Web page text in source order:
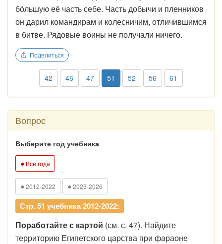
бо́льшую её часть себе. Часть добычи и пленников
он дарил командирам и колесничим, отличившимся
в битве. Рядовые воины не получали ничего.
Поделиться
42 46 47 51 52 56 61
Вопрос
Выберите год учебника
● Все года
● 2012-2022 ● 2023-2026
Стр. 51 учебника 2012-2022:
Поработайте с картой (см. с. 47). Найдите
территорию Египетского царства при фараоне